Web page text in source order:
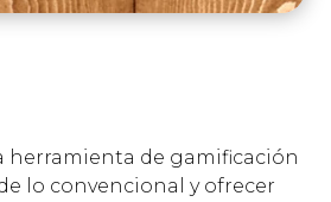
herramienta de gamificación
lo convencional y ofrecer